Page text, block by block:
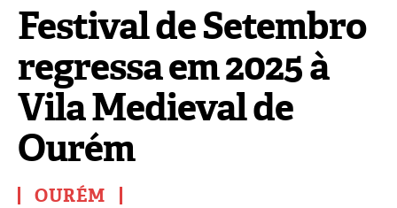
Festival de Setembro
regressa em 2025 à
Vila Medieval de
Ourém
OURÉM